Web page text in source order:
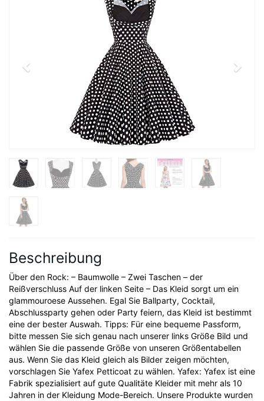
Beschreibung
Über den Rock: – Baumwolle – Zwei Taschen – der
Reißverschluss Auf der linken Seite – Das Kleid sorgt um ein
glammouroese Aussehen. Egal Sie Ballparty, Cocktail,
Abschlussparty gehen oder Party feiern, das Kleid ist bestimmt
eine der bester Auswah. Tipps: Für eine bequeme Passform,
bitte messen Sie sich genau nach unserer links Größe Bild und
wählen Sie die passende Größe von unseren Größentabellen
aus. Wenn Sie das Kleid gleich als Bilder zeigen möchten,
vorschlagen Sie Yafex Petticoat zu wählen. Yafex: Yafex ist eine
Fabrik spezialisiert auf gute Qualitäte Kleider mit mehr als 10
Jahren in der Kleidung Mode-Bereich. Unsere Produkte wurden